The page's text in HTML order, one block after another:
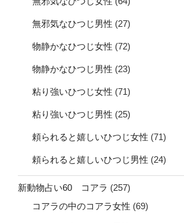
無邪気なひつじ男性 (27)
物静かなひつじ女性 (72)
物静かなひつじ男性 (23)
粘り強いひつじ女性 (71)
粘り強いひつじ男性 (25)
頼られると嬉しいひつじ女性 (71)
頼られると嬉しいひつじ男性 (24)
新動物占い60 コアラ (257)
コアラの中のコアラ女性 (69)